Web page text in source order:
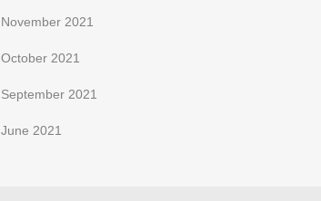
November 2021
October 2021
September 2021
June 2021